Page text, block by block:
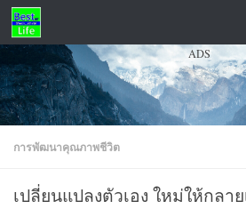
Skip to content
ADS
การพัฒนาคุณภาพชีวิต
เปลี่ยนแปลงตัวเอง ใหม่ให้กลา